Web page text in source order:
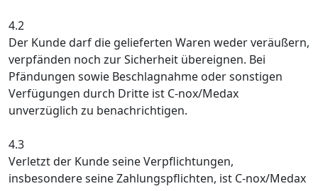
4.2
Der Kunde darf die gelieferten Waren weder veräußern,
verpfänden noch zur Sicherheit übereignen. Bei
Pfändungen sowie Beschlagnahme oder sonstigen
Verfügungen durch Dritte ist C-nox/Medax
unverzüglich zu benachrichtigen.
4.3
Verletzt der Kunde seine Verpflichtungen,
insbesondere seine Zahlungspflichten, ist C-nox/Medax